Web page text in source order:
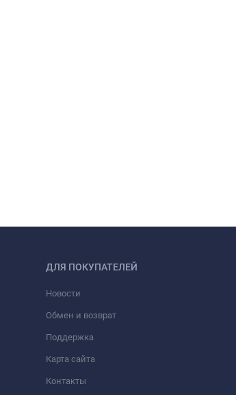
ДЛЯ ПОКУПАТЕЛЕЙ
Новости
Обмен и возврат
Поддержка
Карта сайта
Контакты